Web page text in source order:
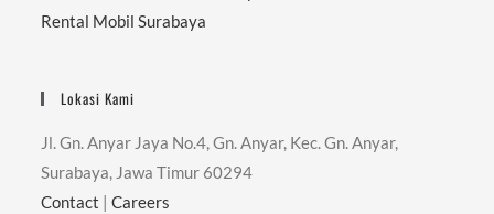
Rental Mobil Surabaya
Lokasi Kami
Jl. Gn. Anyar Jaya No.4, Gn. Anyar, Kec. Gn. Anyar,
Surabaya, Jawa Timur 60294
Contact |Careers